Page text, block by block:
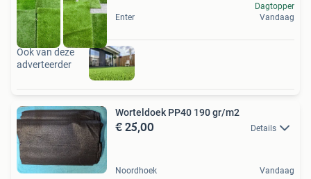
Enter
Dagtopper
Vandaag
Ook van deze
adverteerder
Worteldoek PP40 190 gr/m2
€ 25,00 Details
Noordhoek Vandaag